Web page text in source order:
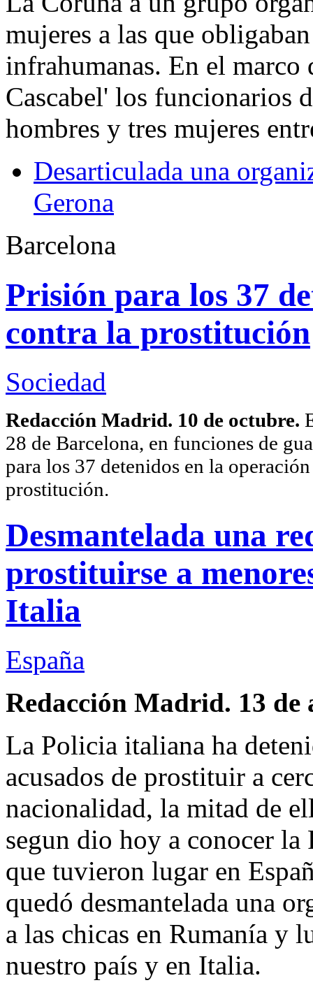
mujeres a las que
infrahumanas. En el marco
Cascabel' los funcionarios
hombres y tres mujeres
Desarticulada una
Gerona
Barcelona
Prisión para los 37
contra la prostitución
Sociedad
Redacción Madrid. 10 de octubre.
28 de Barcelona, en funciones de
para los 37 detenidos en la
prostitución.
Desmantelada una
prostituirse a
Italia
España
Redacción Madrid. 13 de
La Policia italiana ha
acusados de prostituir a
nacionalidad, la mitad de
segun dio hoy a conocer la
que tuvieron lugar en
quedó desmantelada una
a las chicas en Rumanía y
nuestro país y en Italia.